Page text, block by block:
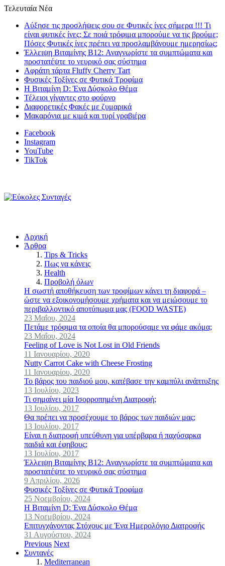
Τελευταία Νέα
Αύξησε τις προσλήψεις σου σε Φυτικές ίνες σήμερα !!! Τι
είναι φυτικές ίνες; Σε ποιά τρόφιμα μπορούμε να τις βρούμε;
Πόσες Φυτικές ίνες πρέπει να προσλαμβάνουμε ημερησίως;
Έλλειψη Βιταμίνης B12: Αναγνωρίστε τα συμπτώματα και
προστατέψτε το νευρικό σας σύστημα
Αφράτη τάρτα Fluffy Cherry Tart
Φυσικές Τοξίνες σε Φυτικά Τροφίμα
Η Βιταμίνη D: Ένα Δύσκολο Θέμα
Τέλειοι γίγαντες στο φούρνο
Διαφορετικές Φακές με ζυμαρικά
Μακαρόνια με κιμά και τυρί γραβιέρα
Facebook
Instagram
YouTube
TikTok
Αρχική
Άρθρα
Tips & Tricks
Πως να κάνεις
Health
Προβολή όλων
Η σωστή αποθήκευση των τροφίμων κάνει τη διαφορά –
ώστε να εξοικονομήσουμε χρήματα και να μειώσουμε το
περιβαλλοντικό αποτύπωμα μας (FOOD WASTE)
23 Μαΐου, 2024
Πετάμε τρόφιμα τα οποία θα μπορούσαμε να φάμε ακόμα;
23 Μαΐου, 2024
Feeling of Love is Not Lost in Old Friends
11 Ιανουαρίου, 2020
Nutty Carrot Cake with Cheese Frosting
11 Ιανουαρίου, 2020
Το βάρος του παιδιού μου, κατέβασε την καμπύλι ανάπτυξης
13 Ιουλίου, 2023
Τι σημαίνει μία Ισορροπημένη Διατροφή;
13 Ιουλίου, 2017
Θα πρέπει να προσέχουμε το βάρος των παιδιών μας;
13 Ιουλίου, 2017
Είναι η διατροφή υπεύθυνη για υπέρβαρα ή παχύσαρκα
παιδιά και έφηβους;
13 Ιουλίου, 2017
Έλλειψη Βιταμίνης B12: Αναγνωρίστε τα συμπτώματα και
προστατέψτε το νευρικό σας σύστημα
9 Απριλίου, 2026
Φυσικές Τοξίνες σε Φυτικά Τροφίμα
25 Νοεμβρίου, 2024
Η Βιταμίνη D: Ένα Δύσκολο Θέμα
13 Νοεμβρίου, 2024
Επιτυγχάνοντας Στόχους με Ένα Ημερολόγιο Διατροφής
31 Αυγούστου, 2024
Previous Next
Συνταγές
Mediterranean